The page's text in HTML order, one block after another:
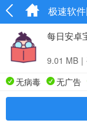
极速软
每日安卓
9.01 MB |
无病毒
无广告